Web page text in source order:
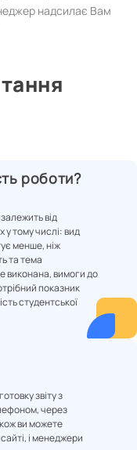
надсилає Вам
роботи?
від
у тому числі: вид
менше, ніж
та тема
виконана, вимоги до
показник
студентської
звіту з
через
ви можете
і менеджери